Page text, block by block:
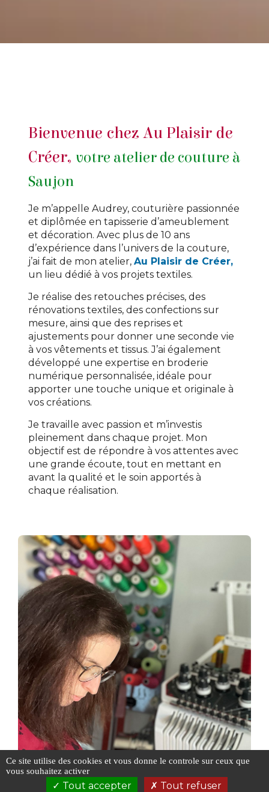
Bienvenue chez Au Plaisir de
Créer,votre atelier de couture à
Saujon
Je m’appelle Audrey, couturière passionnée
et diplômée en tapisserie d’ameublement
et décoration. Avec plus de 10 ans
d’expérience dans l’univers de la couture,
j’ai fait de mon atelier,Au Plaisir de Créer,
un lieu dédié à vos projets textiles.
Je réalise des retouches précises, des
rénovations textiles, des confections sur
mesure, ainsi que des reprises et
ajustements pour donner une seconde vie
à vos vêtements et tissus. J’ai également
développé une expertise en broderie
numérique personnalisée, idéale pour
apporter une touche unique et originale à
vos créations.
Je travaille avec passion et m’investis
pleinement dans chaque projet. Mon
objectif est de répondre à vos attentes avec
une grande écoute, tout en mettant en
avant la qualité et le soin apportés à
chaque réalisation.
Ce site utilise des cookies et vous donne le controle sur ceux que
vous souhaitez activer
Tout accepter
Tout refuser